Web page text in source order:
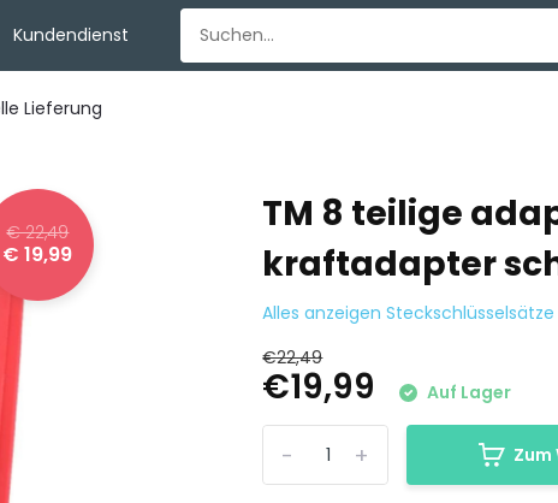
Kundendienst
Lieferung
€ 22,49
€ 19,99
TM 8 teilige
kraftadapter
Alles anzeigen Steckschlüsselsätze
€22,49
€19,99 Auf Lager
+
-